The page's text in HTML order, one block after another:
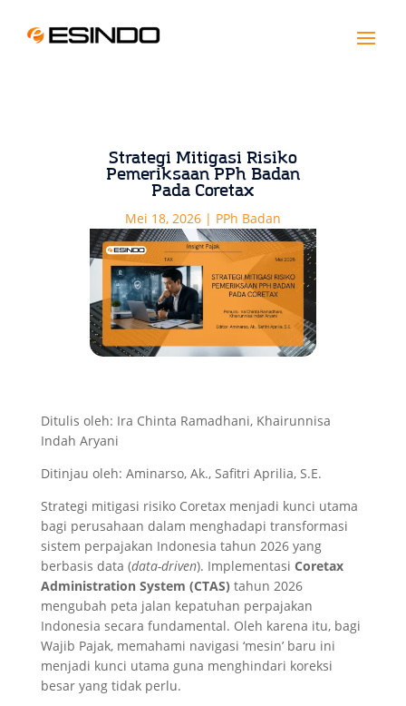
Strategi Mitigasi Risiko
Pemeriksaan PPh Badan
Pada Coretax
Mei 18, 2026| PPh Badan
Ditulis oleh: Ira Chinta Ramadhani, Khairunnisa
Indah Aryani
Ditinjau oleh: Aminarso, Ak., Safitri Aprilia, S.E.
Strategi mitigasi risiko Coretax menjadi kunci utama
bagi perusahaan dalam menghadapi transformasi
sistem perpajakan Indonesia tahun 2026 yang
berbasis data (data-driven). Implementasi Coretax
Administration System (CTAS) tahun 2026
mengubah peta jalan kepatuhan perpajakan
Indonesia secara fundamental. Oleh karena itu, bagi
Wajib Pajak, memahami navigasi ‘mesin’ baru ini
menjadi kunci utama guna menghindari koreksi
besar yang tidak perlu.